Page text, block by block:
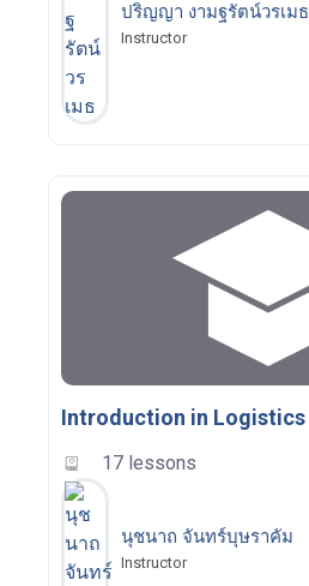
ปริญญา งามฐรัตน์วรเมธ
Instructor
17 lessons
นุชนาถ จันทร์บุษราคัม
Instructor